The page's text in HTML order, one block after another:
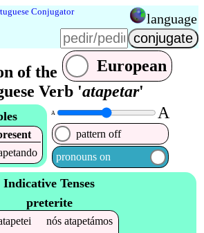
Conjugator language
of the
European
Verb 'atapetar'
A A
pattern off
pronouns on
Indicative Tenses
preterite
nósatapetámos